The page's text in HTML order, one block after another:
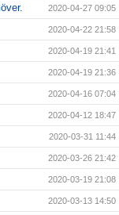
2020-04-27 09:05
2020-04-22 21:58
2020-04-19 21:41
2020-04-19 21:36
2020-04-16 07:04
2020-04-12 18:47
2020-03-31 11:44
2020-03-26 21:42
2020-03-19 21:08
2020-03-13 14:50